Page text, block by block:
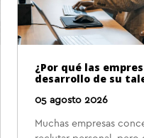
¿Por qué las
desarrollo de su
05 agosto 2026
Muchas empresas